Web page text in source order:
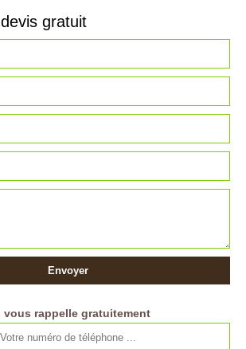
gratuit
vous rappelle gratuitement